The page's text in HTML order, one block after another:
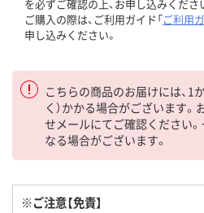
を必ずご確認の上、お申し込みくださ
ご購入の際は、ご利用ガイド「ご利用
申し込みください。
こちらの商品のお届けには、1
く）かかる場合がございます
せメールにてご確認ください
なる場合がございます。
※ご注意【免責】